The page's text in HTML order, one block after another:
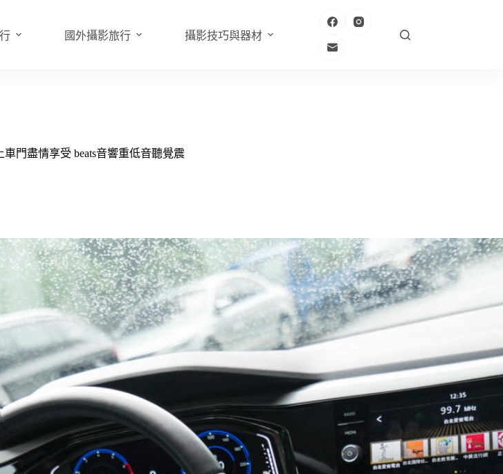
國外攝影旅行 攝影技巧與器材
門盡情享受 beats音響重低音聽覺震